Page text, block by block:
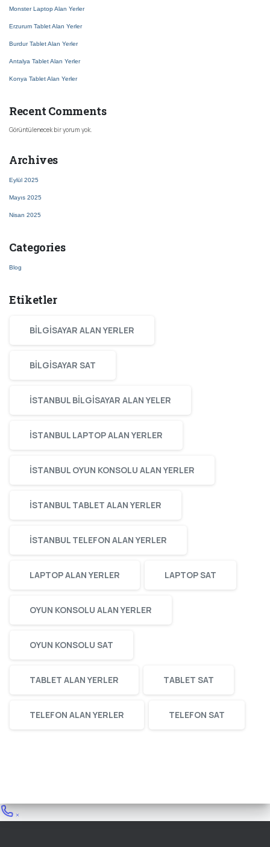
Monster Laptop Alan Yerler
Erzurum Tablet Alan Yerler
Burdur Tablet Alan Yerler
Antalya Tablet Alan Yerler
Konya Tablet Alan Yerler
Recent Comments
Görüntülenecek bir yorum yok.
Archives
Eylül 2025
Mayıs 2025
Nisan 2025
Categories
Blog
Etiketler
BILGISAYAR ALAN YERLER
BILGISAYAR SAT
ISTANBUL BILGISAYAR ALAN YELER
ISTANBUL LAPTOP ALAN YERLER
ISTANBUL OYUN KONSOLU ALAN YERLER
ISTANBUL TABLET ALAN YERLER
ISTANBUL TELEFON ALAN YERLER
LAPTOP ALAN YERLER LAPTOP SAT
OYUN KONSOLU ALAN YERLER
OYUN KONSOLU SAT
TABLET ALAN YERLER TABLET SAT
TELEFON ALAN YERLER TELEFON SAT